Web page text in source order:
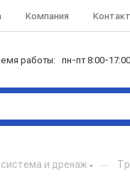
Компания
работы: пн-пт 8:00-
и дренаж —